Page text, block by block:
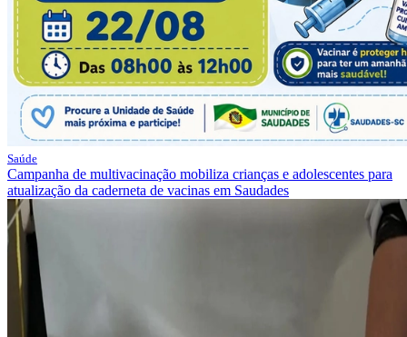
Saúde
Campanha de multivacinação mobiliza crianças e adolescentes para
atualização da caderneta de vacinas em Saudades